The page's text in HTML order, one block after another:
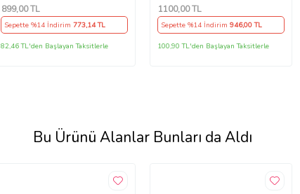
899,00 TL
Sepette %14 İndirim 773,14 TL
82,46 TL'den Başlayan Taksitlerle
1100,00 TL
Sepette %14 İndirim 946,00 TL
100,90 TL'den Başlayan Taksitlerle
Bu Ürünü Alanlar Bunları da Aldı